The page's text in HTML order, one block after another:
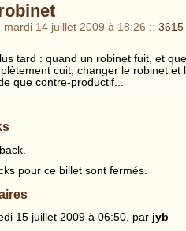
mardi 14 juillet 2009 à 18:26 :: 3615
tard : quand un robinet fuit, et
cuit, changer le robinet et
que contre-productif...
pour ce billet sont fermés.
15 juillet 2009 à 06:50, par jyb